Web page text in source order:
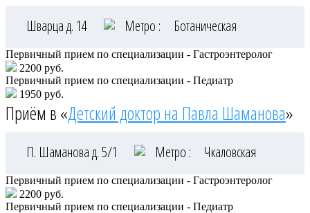
Шварца д. 14 Метро : Ботаническая
Первичный прием по специализации - Гастроэнтеролог
2200 руб.
Первичный прием по специализации - Педиатр
1950 руб.
Приём в «Детский доктор на Павла Шаманова»
П. Шаманова д. 5/1 Метро : Чкаловская
Первичный прием по специализации - Гастроэнтеролог
2200 руб.
Первичный прием по специализации - Педиатр